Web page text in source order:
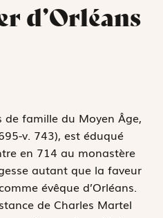
d’Orléans
famille du Moyen Âge,
v. 743), est éduqué
en 714 au monastère
autant que la faveur
évêque d’Orléans.
de Charles Martel